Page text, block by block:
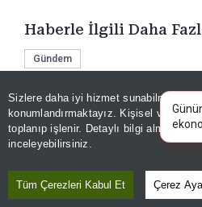
Sizlere daha iyi hizmet sunabilmek
konumlandırmaktayız. Kişisel
toplanıp işlenir. Detaylı bilgi almak için
inceleyebilirsiniz.
Tüm Çerezleri Kabul Et Çerez
Haberle İlgili Daha
Gündem
Bizi Takip
edin!|